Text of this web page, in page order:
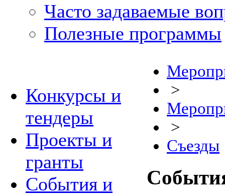
Часто задаваемые
Полезные программы
Конкурсы и
тендеры
Проекты и
гранты
События и
>
>
Съезды